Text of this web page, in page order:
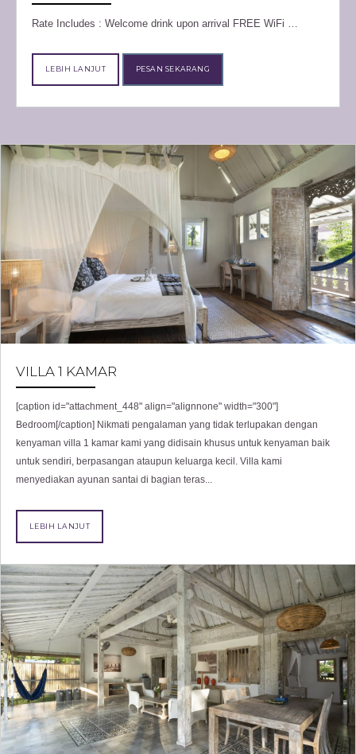
Rate Includes : Welcome drink upon arrival FREE WiFi …
LEBIH LANJUT PESAN SEKARANG
VILLA 1 KAMAR
[caption id="attachment_448" align="alignnone" width="300"]
Bedroom[/caption] Nikmati pengalaman yang tidak terlupakan dengan
kenyaman villa 1 kamar kami yang didisain khusus untuk kenyaman baik
untuk sendiri, berpasangan ataupun keluarga kecil. Villa kami
menyediakan ayunan santai di bagian teras...
LEBIH LANJUT